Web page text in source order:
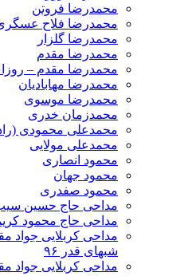
محمدرضا فروتن
محمدرضا فلاح
محمدرضا گلزار
محمدرضا مقدم
محمدرضا مقدم –
محمدرضا مهابادیان
محمدرضا موسوی
محمدزمان خدری
محمدعلی محمودی
محمدعلی مولایی
محمود انصاری
محمود جهان
محمود صفدری
مداحی حاج حسین
مداحی حاج محمود
مداحی کربلایی
شبهای قدر ۹۶
مداحی کربلایی جواد